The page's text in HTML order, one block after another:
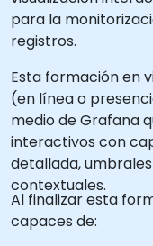
para la
registros.
Esta formación en
(en línea o
medio de Grafana
interactivos con
detallada,
contextuales.
Al finalizar esta
capaces de: